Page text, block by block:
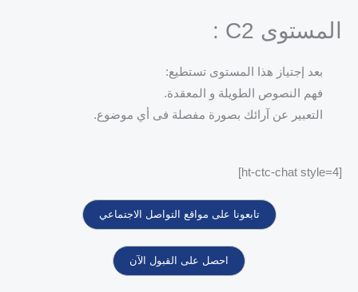
المستوى C2 :
بعد إجتياز هذا المستوى تستطيع:
فهم النصوص الطويلة و المعقدة.
التعبير عن آرائك بصورة مفصلة فى أي موضوع.
[ht-ctc-chat style=4]
تابعونا على مواقع التواصل الاجتماعي
احصل على القبول الآن